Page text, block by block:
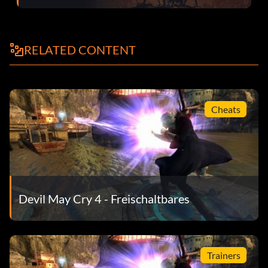
das Ende ab. Das ist nur die
Kyrie 90 Sekunden lang zu beschützen,
Endes sehen. Ansonsten
der Abspann wird vorzeitig beendet und Sie müssen den
Endgegner besiegen
und haben eine weitere Chance, Kyrie zu schützen.
Blitze abwehren:
------
RELATED CONTENT
Cheats
Devil May Cry 4 - Freischaltbares
Trainers